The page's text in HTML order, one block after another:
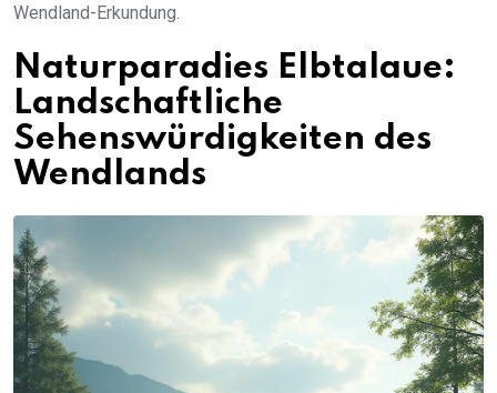
Wendland-Erkundung.
Naturparadies Elbtalaue:
Landschaftliche
Sehenswürdigkeiten des
Wendlands